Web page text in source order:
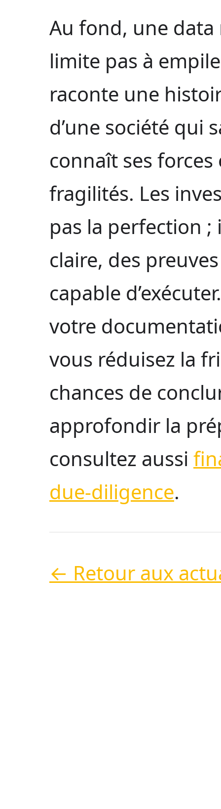
Au fond, une data
limite pas à
raconte une
d’une société qui
connaît ses
fragilités. Les
pas la perfection
claire, des
capable
votre
vous réduisez la
chances de
approfondir la
consultez aussi
due-diligence.
← Retour aux